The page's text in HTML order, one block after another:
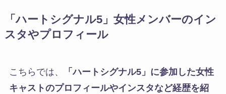
「ハートシグナル5」女性メンバーのイン
スタやプロフィール
こちらでは、
「ハートシグナル5」に参加した女性
キャストのプロフィールやインスタなど経歴を紹